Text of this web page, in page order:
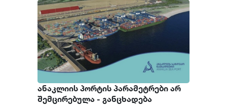
ანაკლიის პორტის პარამეტრები არ
შემცირებულა - განცხადება